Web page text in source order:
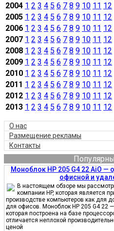
2004 1 2 3 4 5 6 7 8 9 10 11 12
2005 1 2 3 4 5 6 7 8 9 10 11 12
2006 1 2 3 4 5 6 7 8 9 10 11 12
2007 1 2 3 4 5 6 7 8 9 10 11 12
2008 1 2 3 4 5 6 7 8 9 10 11 12
2009 1 2 3 4 5 6 7 8 9 10 11 12
2010 1 2 3 4 5 6 7 8 9 10 11 12
2011 1 2 3 4 5 6 7 8 9 10 11 12
2012 1 2 3 4 5 6 7 8 9 10 11 12
2013 1 2 3 4 5 6 7 8 9 10 11 12
О нас
Размещение рекламы
Контакты
Моноблок HP 205 G4 22 AiO —
офисной и
В настоящем обзоре мы
компании HP, которая является
производстве компьютеров как для
для офисов. Моноблок HP 205 G4 22
которая построена на базе
отличается неплохой
ценой